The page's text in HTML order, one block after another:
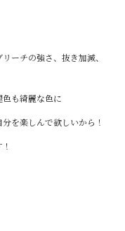
ーチの強さ、抜き加減、
も綺麗な色に
を楽しんで欲しいから！